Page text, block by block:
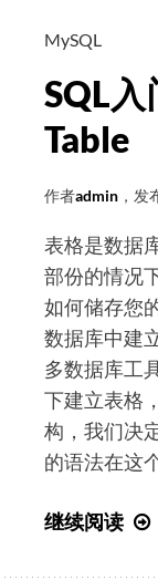
MySQL
SQL
Table
作者admin ，发
表格是数据
部份的情况
如何储存您
数据库中建
多数据库工
下建立表格
构，我们决
的语法在这
继续阅读